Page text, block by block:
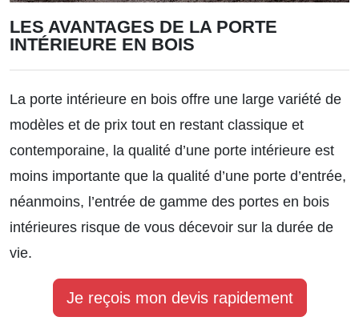
LES AVANTAGES DE LA PORTE
INTÉRIEURE EN BOIS
La porte intérieure en bois offre une large variété de
modèles et de prix tout en restant classique et
contemporaine, la qualité d’une porte intérieure est
moins importante que la qualité d’une porte d’entrée,
néanmoins, l’entrée de gamme des portes en bois
intérieures risque de vous décevoir sur la durée de
vie.
Je reçois mon devis rapidement